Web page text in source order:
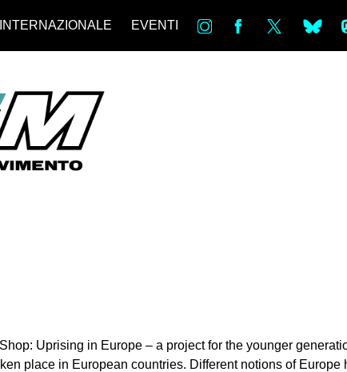
INTERNAZIONALE EVENTI in bsky
Uprising in Europe – a project for the younger
place in European countries. Different notions of Europe